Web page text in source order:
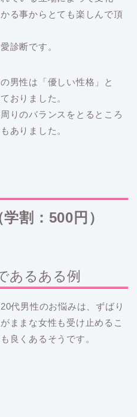
る事からとても楽しんで頂
診断です。
男性は「優しい性格」と
おりました。
りのバランスをとるところ
ありました。
割：500円）
あるある例
代男性のお悩みは、ずばり
ままな女性も受け止めるこ
良くあるそうです。